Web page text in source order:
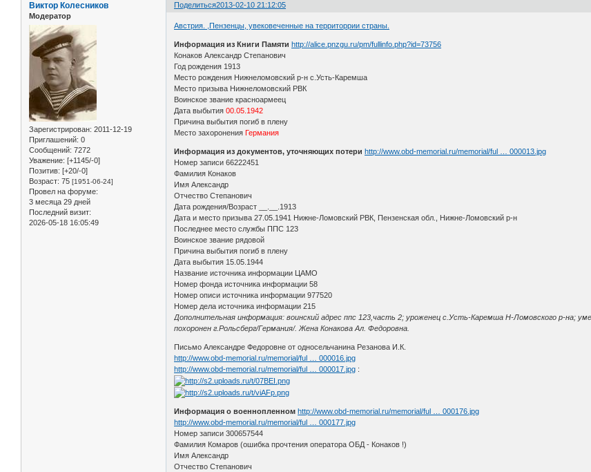
Поделиться2013-02-10 21:12:05
Виктор Колесников
Модератор
Зарегистрирован: 2011-12-19
Приглашений: 0
Сообщений: 7272
Уважение: [+1145/-0]
Позитив: [+20/-0]
Возраст: 75 [1951-06-24]
Провел на форуме:
3 месяца 29 дней
Последний визит:
2026-05-18 16:05:49
Австрия. ,Пензенцы, увековеченные на территоррии страны.
Информация из Книги Памятиhttp://alice.pnzgu.ru/pm/fullinfo.php?id=73756
Конаков Александр Степанович
Год рождения 1913
Место рождения Нижнеломовский р-н с.Усть-Каремша
Место призыва Нижнеломовский РВК
Воинское звание красноармеец
Дата выбытия00.05.1942
Причина выбытия погиб в плену
Место захоронения Германия
Информация из документов, уточняющих потери http://www.obd-memorial.ru/memorial/ful … 000013.jpg
Номер записи 66222451
Фамилия Конаков
Имя Александр
Отчество Степанович
Дата рождения/Возраст __.__.1913
Дата и место призыва 27.05.1941 Нижне-Ломовский РВК, Пензенская обл., Нижне-Ломовский р-н
Последнее место службы ППС 123
Воинское звание рядовой
Причина выбытия погиб в плену
Дата выбытия 15.05.1944
Название источника информации ЦАМО
Номер фонда источника информации 58
Номер описи источника информации 977520
Номер дела источника информации 215
Дополнительная информация: воинский адрес ппс 123,часть 2; уроженец с.Усть-Каремша Н-Ломовского р-на;
похоронен г.Рольсберг/Германия/. Жена Конакова Ал. Федоровна.
Письмо Александре Федоровне от односельчанина Резанова И.К.
http://www.obd-memorial.ru/memorial/ful … 000016.jpg
http://www.obd-memorial.ru/memorial/ful … 000017.jpg :
Информация о военнопленном http://www.obd-memorial.ru/memorial/ful … 000176.jpg
http://www.obd-memorial.ru/memorial/ful … 000177.jpg
Номер записи 300657544
Фамилия Комаров (ошибка прочтения оператора ОБД - Конаков !)
Имя Александр
Отчество Степанович